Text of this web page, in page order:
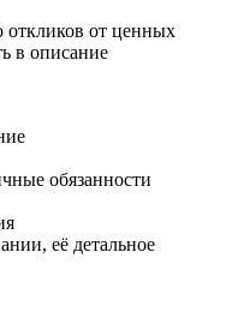
откликов от ценных
в описание
обязанности
её детальное